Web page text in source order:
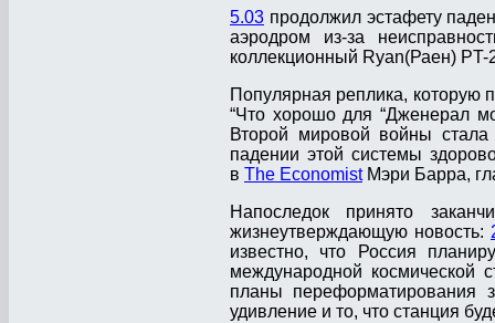
5.03 продолжил эстафету
аэродром из-за
коллекционный Ryan(Раен)
Популярная реплика, которую
“Что хорошо для “Дженерал
Второй мировой войны
падении этой системы
в The EconomistМэри Барра,
Напоследок принято
жизнеутверждающую новость:
известно, что Россия
международной
планы переформатирования
удивление и то, что станция